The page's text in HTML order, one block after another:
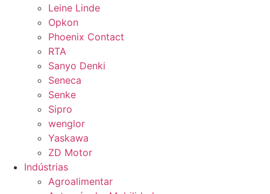
Leine Linde
Opkon
Phoenix Contact
RTA
Sanyo Denki
Seneca
Senke
Sipro
wenglor
Yaskawa
ZD Motor
Indústrias
Agroalimentar